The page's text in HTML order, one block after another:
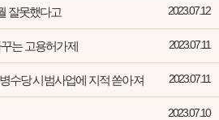
잘못했다고 2023.07.12
는 고용허가제 2023.07.11
수당 시범사업에 지적 쏟아져 2023.07.11
2023.07.10